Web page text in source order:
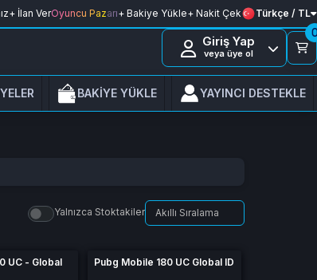
+ İlan VerOyuncu Pazarı+ Bakiye Yükle+ Nakit Çek Türkçe / TL
Giriş Yap
veya üye ol
BAKİYE YÜKLE YAYINCI DESTEKLE
Yalnızca Stoktakiler
UC - Global
Pubg Mobile 180 UC Global ID